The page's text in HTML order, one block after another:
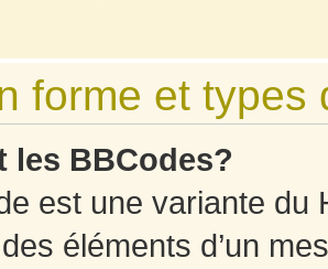
forme et types
les BBCodes?
est une variante du
éléments d’un